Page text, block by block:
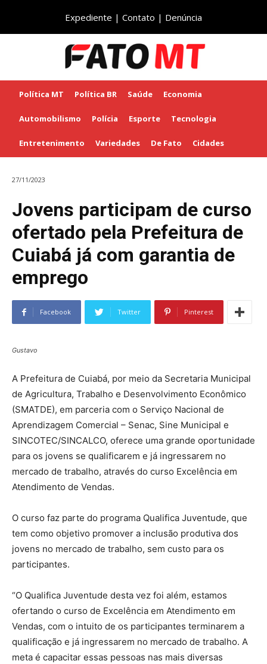
Expediente | Contato | Denúncia
Política MT Política BR Saúde Economia
Automobilismo Polícia Esporte Tecnologia
Entretenimento Variedades De Fato Cidades
27/11/2023
Jovens participam de curso
ofertado pela Prefeitura de
Cuiabá já com garantia de
emprego
Facebook Twitter Pinterest
Gustavo
A Prefeitura de Cuiabá, por meio da Secretaria Municipal
de Agricultura, Trabalho e Desenvolvimento Econômico
(SMATDE), em parceria com o Serviço Nacional de
Aprendizagem Comercial – Senac, Sine Municipal e
SINCOTEC/SINCALCO, oferece uma grande oportunidade
para os jovens se qualificarem e já ingressarem no
mercado de trabalho, através do curso Excelência em
Atendimento de Vendas.
O curso faz parte do programa Qualifica Juventude, que
tem como objetivo promover a inclusão produtiva dos
jovens no mercado de trabalho, sem custo para os
participantes.
“O Qualifica Juventude desta vez foi além, estamos
ofertando o curso de Excelência em Atendimento em
Vendas, com o intuito de os participantes terminarem a
qualificação e já ingressarem no mercado de trabalho. A
meta é capacitar essas pessoas nas mais diversas